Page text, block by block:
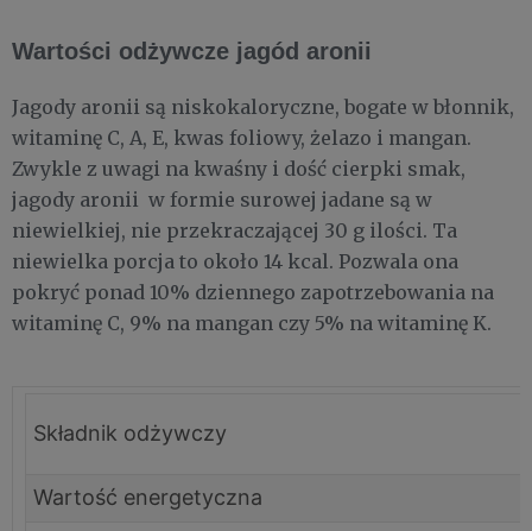
Wartości odżywcze jagód aronii
Jagody aronii są niskokaloryczne, bogate w błonnik,
witaminę C, A, E, kwas foliowy, żelazo i mangan.
Zwykle z uwagi na kwaśny i dość cierpki smak,
jagody aronii w formie surowej jadane są w
niewielkiej, nie przekraczającej 30 g ilości. Ta
niewielka porcja to około 14 kcal. Pozwala ona
pokryć ponad 10% dziennego zapotrzebowania na
witaminę C, 9% na mangan czy 5% na witaminę K.
Składnik odżywczy
Wartość energetyczna